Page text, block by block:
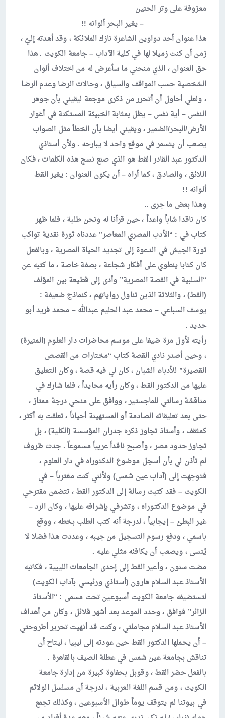
معزوفة على وتر الحنين
– يغير البحر ألوانه !!
هذا عنوان أحد دواوين الشاعرة نازك الملائكة ، وقد أهدته إليّ ،
زمن أن كنت زميلا لها في كلية الآداب – جامعة الكويت . هذا
حق العنوان ، الذي منحني ما سأعرض له من اختلاف ألوان
الشخصية حسب المواقف والسياق ، وحالات الرضا وعدم الرضا
، ولعلي أحاول أن أتحرر من ذكرى موجعة ليقيني بأن جوهر
النفس – أية نفس – يظل بمثابة الخبيئة المستكنة في أغوار
الأرض/البحر/الضمير ، ويقيني أيضا بأن الخطأ مثل الصواب
يصعب أن يتسمر في موقع واحد لا يبارحه . ولأن أستاذي
الدكتور عبد القادر القط هو الذي صنع نسج هذه الكلمات ، فكان
اللائق ، والصادق ، كما أراه – أن يكون العنوان : يغير القط
ألوانه !!
وهذا بعض ما جرى ..
كان ناقدا شاباً واعداً ، حين قرأنا له ونحن طلبة ، فلما ظهر
كتاب في : “الأدب المصري المعاصر” عددناه ثورة نقدية تواكب
ثورة الجيش في الدعوة إلى تجديد الحياة المصرية ، وبالفعل
كان كتابا ينطوي على أفكار شجاعة ، بصفة خاصة ، ما كتبه عن
“السلبية في القصة المصرية” وأدى إلى قطيعة بين المؤلف
(القط) ، والثلاثة الذين تناول رواياتهم ، كنماذج ضعيفة :
يوسف السباعي – محمد عبد الحليم عبدالله – محمد فريد أبو
حديد .
رأيته لأول مرة ضيفا على موسم محاضرات دار العلوم (المنيرة)
، وحين أصدر نادي القصة كتاب “مختارات من القصص
القصيرة” للأدباء الشبان ، كان لي فيه قصة ، وكان التعليق
عليها من الدكتور القط ، وكان رأيه محايداً ، فلما شارك في
مناقشة رسالتي للماجستير ، ووافق على منحي درجة ممتاز ،
حتى بعد تعليقاته الصادمة أو المستهينة أحياناً ، تعلقت به أكثر ،
كمثقف ، وأستاذ تجاوز ذكره جدران المؤسسة (الكلية) ، بل
تجاوز حدود مصر ، وأصبح ناقداً عربياً مسموعاً . جدت ظروف
لم تأذن لي بأن أسجل موضوع الدكتوراه في دار العلوم ،
فتوجهت إلى (آداب عين شمس) ولأنني كنت مغترباً – في
الكويت – فقد كتبت رسالة إلى الدكتور القط ، تتضمن مقترحي
في موضوع الدكتوراه ، وتشرفي بإشرافه عليها ، وكان الرد –
غير البطئ – إيجابياً ، لدرجة أنه كتب الطلب بخطه ، ووقع
باسمي ، ودفع رسوم التسجيل من جيبه ، وعددت هذا فضلا لا
يُنسى ، ويصعب أن يكافئه مثلي عليه .
مضت سنون ، وأعير القط إلى إحدى الجامعات الليبية ، فكاتبه
الأستاذ عبد السلام هارون (أستاذي ورئيسي بآداب الكويت)
لتستضيفه جامعة الكويت أسبوعين تحت مسمى : “الأستاذ
الزائر” فوافق ، وحدد الموعد بعد أشهر قلائل ، وكان من أهداف
الأستاذ عبد السلام مجاملتي ، وكنت قد أنهيت تحرير أطروحتي
– أن يحملها الدكتور القط حين عودته إلى ليبيا ، ليتاح أن
تناقش بجامعة عين شمس في عطلة الصيف بالقاهرة .
بالفعل حضر القط ، وقوبل بحفاوة كبيرة من إدارة جامعة
الكويت ، ومن قسم اللغة العربية ، لدرجة أن مسلسل الولائم
في بيوتنا لم يتوقف يوماً طوال الأسبوعين ، وكذلك تجمع